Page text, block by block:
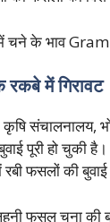
के भाव Gram
रकबे में गिरावट
संचालनालय,
पूरी हो चुकी
फसलों की
फसल चना की